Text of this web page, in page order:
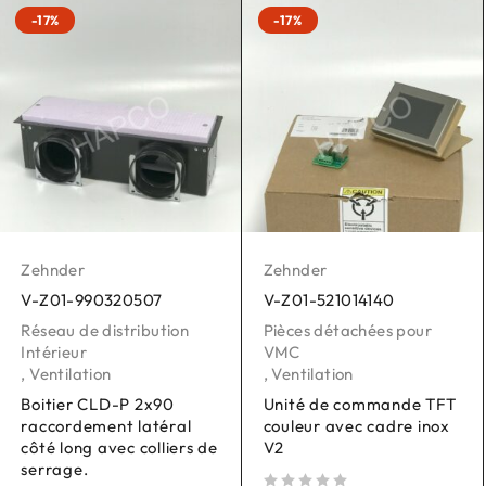
-17%
Zehnder
V-Z01-990320507
Réseau de distribution
Intérieur
, Ventilation
Boitier CLD-P 2x90
raccordement latéral
côté long avec colliers de
serrage.
-17%
Zehnder
V-Z01-521014140
Pièces détachées pour
VMC
, Ventilation
Unité de commande TFT
couleur avec cadre inox
V2